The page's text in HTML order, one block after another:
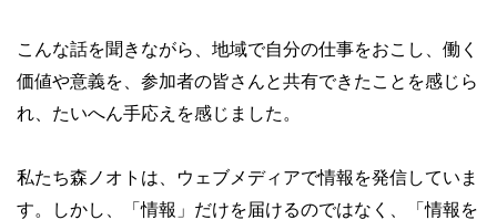
こんな話を聞きながら、地域で自分の仕事をおこし、働く
価値や意義を、参加者の皆さんと共有できたことを感じら
れ、たいへん手応えを感じました。
私たち森ノオトは、ウェブメディアで情報を発信していま
す。しかし、「情報」だけを届けるのではなく、「情報を